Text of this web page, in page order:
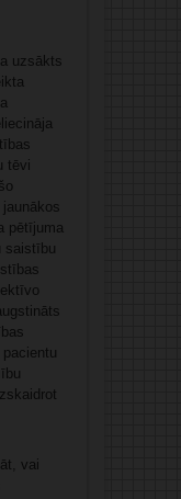
uzsākts
tēvi
pētījuma
saistību
vai